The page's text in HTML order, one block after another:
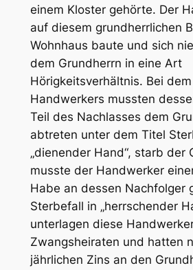
einem Kloster gehörte. Der
auf diesem grundherrlichen
Wohnhaus baute und sich
dem Grundherrn in eine Art
Hörigkeitsverhältnis. Bei
Handwerkers mussten
Teil des Nachlasses dem
abtreten unter dem Titel
„dienender Hand“, starb der
musste der Handwerker
Habe an dessen Nachfolger
Sterbefall in „herrschender
unterlagen diese
Zwangsheiraten und hatten
jährlichen Zins an den